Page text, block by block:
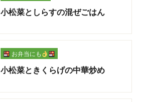
小松菜としらすの混ぜごはん
お弁当にも
小松菜ときくらげの中華炒め